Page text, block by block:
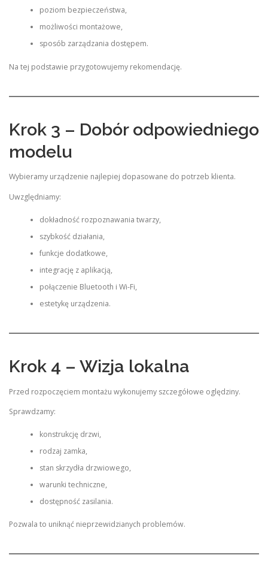
poziom bezpieczeństwa,
możliwości montażowe,
sposób zarządzania dostępem.
Na tej podstawie przygotowujemy rekomendację.
Krok 3 – Dobór odpowiedniego
modelu
Wybieramy urządzenie najlepiej dopasowane do potrzeb klienta.
Uwzględniamy:
dokładność rozpoznawania twarzy,
szybkość działania,
funkcje dodatkowe,
integrację z aplikacją,
połączenie Bluetooth i Wi-Fi,
estetykę urządzenia.
Krok 4 – Wizja lokalna
Przed rozpoczęciem montażu wykonujemy szczegółowe oględziny.
Sprawdzamy:
konstrukcję drzwi,
rodzaj zamka,
stan skrzydła drzwiowego,
warunki techniczne,
dostępność zasilania.
Pozwala to uniknąć nieprzewidzianych problemów.